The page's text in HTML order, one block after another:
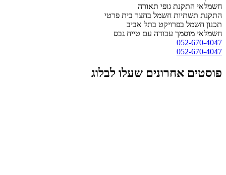
חשמלאי התקנת גופי תאורה
התקנת תשתיות חשמל בחצר בית פרטי
תכנון חשמל בפרויקט בתל אביב
חשמלאי מוסמך עבודה עם טייח גבס
052-670-4047
052-670-4047
פוסטים אחרונים שעלו לבלוג